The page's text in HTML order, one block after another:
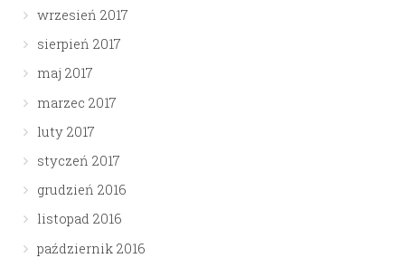
wrzesień 2017
sierpień 2017
maj 2017
marzec 2017
luty 2017
styczeń 2017
grudzień 2016
listopad 2016
październik 2016